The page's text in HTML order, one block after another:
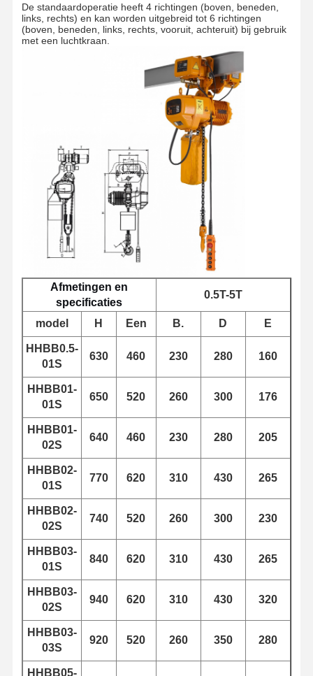
Thuis Producten Videos Over Ons
Fabrieksreis Kwaliteitscont
Contacteer
Nieuws
Alle Gevallen Praatje Nu
De trommel van de draadkabel
Kraanhoek
Eindwagen
Kraan-pulleyblok
De standaardoperatie heeft 4 richtingen (boven, beneden,
links, rechts) en kan worden uitgebreid tot 6 richtingen
(boven, beneden, links, rechts, vooruit, achteruit) bij gebruik
met een luchtkraan.
Afmetingen en
specificaties
0.5T-5T
model H Een B. D E
HHBB0.5-
01S
630 460 230 280 160
HHBB01-
01S
650 520 260 300 176
HHBB01-
02S
640 460 230 280 205
HHBB02-
01S
770 620 310 430 265
HHBB02-
02S
740 520 260 300 230
HHBB03-
01S
840 620 310 430 265
HHBB03-
02S
940 620 310 430 320
HHBB03-
03S
920 520 260 350 280
HHBB05-